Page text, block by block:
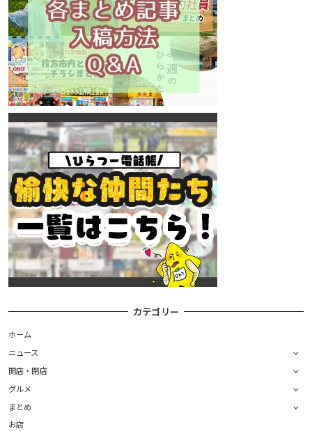
カテゴリー
ホーム
ニュース
開店・閉店
グルメ
まとめ
お店